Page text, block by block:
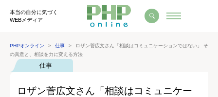
本当の自分に気づく
WEBメディア
PHPオンライン 仕事
ロザン菅広文さん「相談はコミュニケーションではない」 そ
の真意と、相談を力に変える方法
仕事
ロザン菅広文さん「相談はコミュニケー